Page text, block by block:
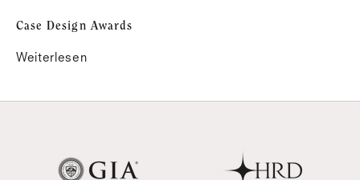
Case Design Awards
Weiterlesen